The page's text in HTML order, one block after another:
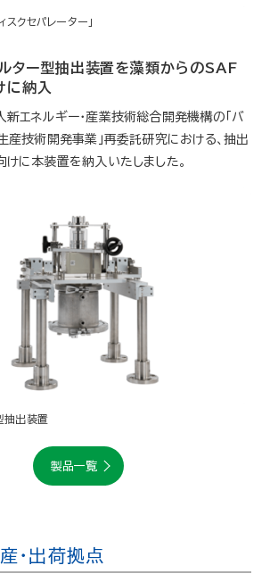
スクセパレーター」
抽出装置
ルター型抽出装置を藻類からのSAF
に納入
エネルギー・産業技術総合開発機構の「バ
産技術開発事業」再委託研究における、抽出
に本装置を納入いたしました。
製品一覧
・出荷拠点